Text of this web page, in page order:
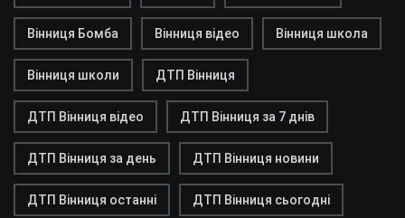
Вінниця Бомба Вінниця відео Вінниця школа
Вінниця школи ДТП Вінниця
ДТП Вінниця відео ДТП Вінниця за 7 днів
ДТП Вінниця за день ДТП Вінниця новини
ДТП Вінниця останні ДТП Вінниця сьогодні